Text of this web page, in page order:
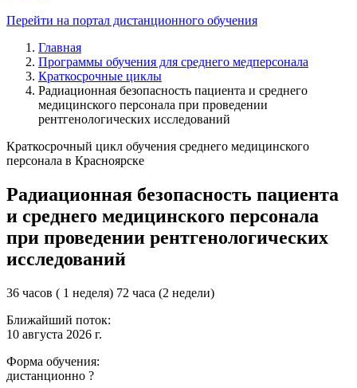
Перейти на портал дистанционного обучения
Главная
Программы обучения для среднего медперсонала
Краткосрочные циклы
Радиационная безопасность пациента и среднего
медицинского персонала при проведении
рентгенологических исследований
Краткосрочный цикл обучения среднего медицинского
персонала в Красноярске
Радиационная безопасность пациента
и среднего медицинского персонала
при проведении рентгенологических
исследований
36 часов ( 1 неделя) 72 часа (2 недели)
Ближайший поток:
10 августа 2026 г.
Форма обучения:
дистанционно ?